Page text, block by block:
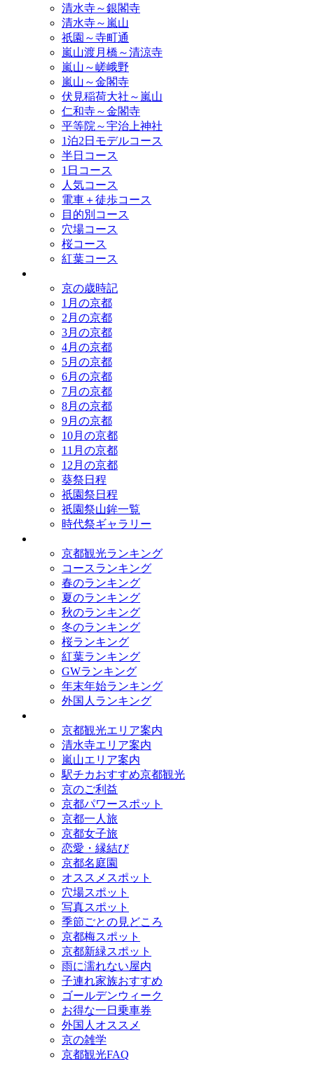
清水寺～銀閣寺
清水寺～嵐山
祇園～寺町通
嵐山渡月橋～清涼寺
嵐山～嵯峨野
嵐山～金閣寺
伏見稲荷大社～嵐山
仁和寺～金閣寺
平等院～宇治上神社
1泊2日モデルコース
半日コース
1日コース
人気コース
電車＋徒歩コース
目的別コース
穴場コース
桜コース
紅葉コース
京の歳時記
1月の京都
2月の京都
3月の京都
4月の京都
5月の京都
6月の京都
7月の京都
8月の京都
9月の京都
10月の京都
11月の京都
12月の京都
葵祭日程
祇園祭日程
祇園祭山鉾一覧
時代祭ギャラリー
京都観光ランキング
コースランキング
春のランキング
夏のランキング
秋のランキング
冬のランキング
桜ランキング
紅葉ランキング
GWランキング
年末年始ランキング
外国人ランキング
京都観光エリア案内
清水寺エリア案内
嵐山エリア案内
駅チカおすすめ京都観光
京のご利益
京都パワースポット
京都一人旅
京都女子旅
恋愛・縁結び
京都名庭園
オススメスポット
穴場スポット
写真スポット
季節ごとの見どころ
京都梅スポット
京都新緑スポット
雨に濡れない屋内
子連れ家族おすすめ
ゴールデンウィーク
お得な一日乗車券
外国人オススメ
京の雑学
京都観光FAQ